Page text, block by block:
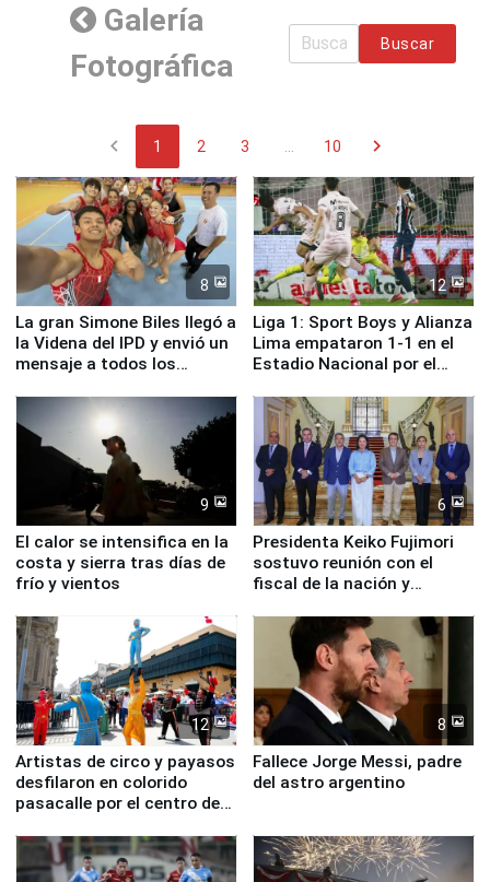
Galería
Fotográfica
Buscar
chevron_left 1 2 3 10 chevron_right
8
La gran Simone Biles llegó a
la Videna del IPD y envió un
mensaje a todos los
12
Liga 1: Sport Boys y Alianza
Lima empataron 1-1 en el
Estadio Nacional por el
9
El calor se intensifica en la
costa y sierra tras días de
frío y vientos
6
Presidenta Keiko Fujimori
sostuvo reunión con el
fiscal de la nación y
12
Artistas de circo y payasos
desfilaron en colorido
pasacalle por el centro de
8
Fallece Jorge Messi, padre
del astro argentino